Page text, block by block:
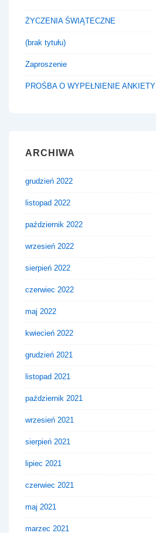
ŻYCZENIA ŚWIĄTECZNE
(brak tytułu)
Zaproszenie
PROŚBA O WYPEŁNIENIE ANKIETY
ARCHIWA
grudzień 2022
listopad 2022
październik 2022
wrzesień 2022
sierpień 2022
czerwiec 2022
maj 2022
kwiecień 2022
grudzień 2021
listopad 2021
październik 2021
wrzesień 2021
sierpień 2021
lipiec 2021
czerwiec 2021
maj 2021
marzec 2021